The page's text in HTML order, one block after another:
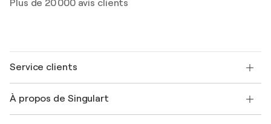
Plus de 20 000 avis clients
Service clients
Expédition
À propos de Singulart